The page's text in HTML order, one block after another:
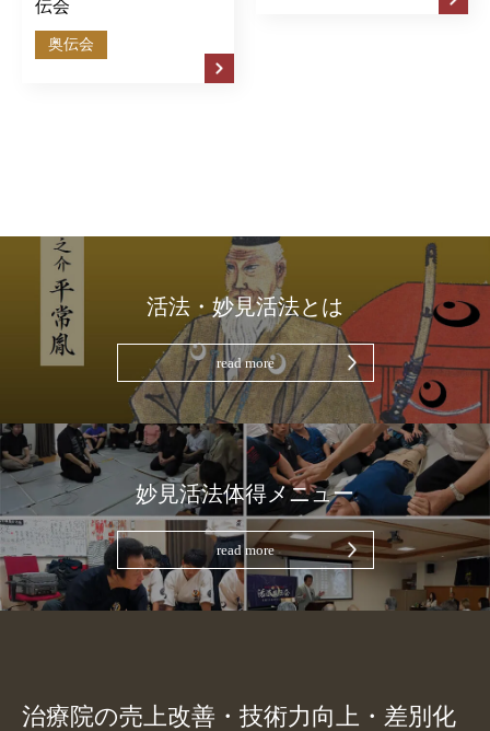
伝会
奥伝会
活法・妙見活法とは
read more
妙見活法体得メニュー
read more
治療院の売上改善・技術力向上・差別化